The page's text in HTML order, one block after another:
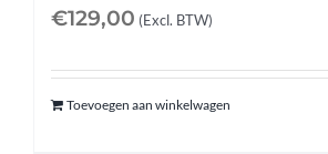
€129,00 (Excl. BTW)
Toevoegen aan winkelwagen